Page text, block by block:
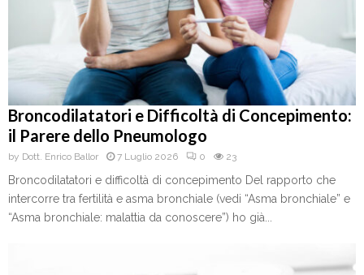
Broncodilatatori e Difficoltà di Concepimento:
il Parere dello Pneumologo
by Dott. Enrico Ballor 7 Luglio 2026 0 23
Broncodilatatori e difficoltà di concepimento Del rapporto che
intercorre tra fertilità e asma bronchiale (vedi “Asma bronchiale” e
“Asma bronchiale: malattia da conoscere”) ho già...